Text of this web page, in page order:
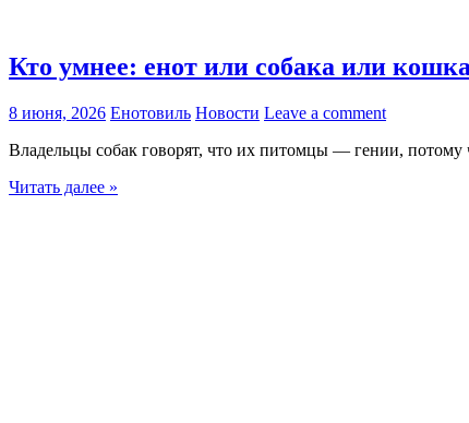
Кто умнее: енот или собака или
8 июня, 2026 Енотовиль Новости Leave a comment
Владельцы собак говорят, что их питомцы — гении,
Читать далее »